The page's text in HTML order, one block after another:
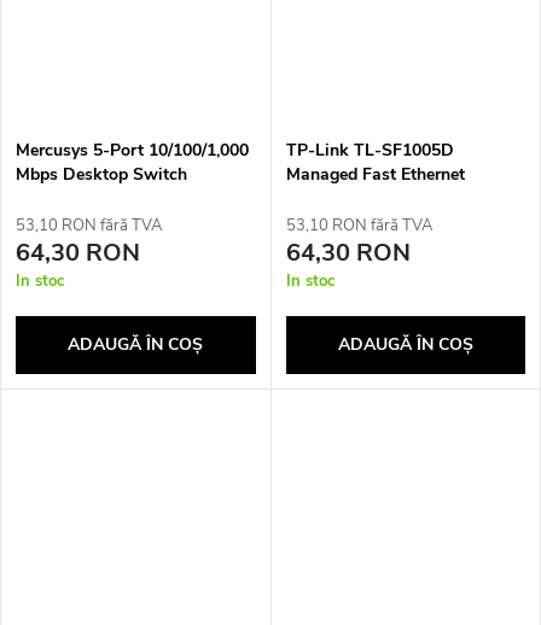
Mercusys 5-Port 10/100/1,000
Mbps Desktop Switch
53,10 RON fără TVA
64,30 RON
In stoc
ADAUGĂ ÎN COŞ
TP-Link TL-SF1005D
Managed Fast Ethernet
53,10 RON fără TVA
64,30 RON
In stoc
ADAUGĂ ÎN COŞ